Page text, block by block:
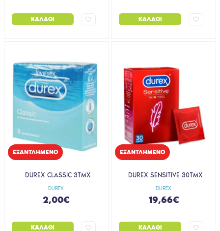
ΚΑΛΆΘΙ ΚΑΛΆΘΙ
EΞΑΝΤΛΗΜΈΝΟ
DUREX
DUREX CLASSIC 3ΤΜΧ
2,00€
ΚΑΛΆΘΙ
EΞΑΝΤΛΗΜΈΝΟ
DUREX
DUREX SENSITIVE 30ΤΜΧ
19,66€
ΚΑΛΆΘΙ